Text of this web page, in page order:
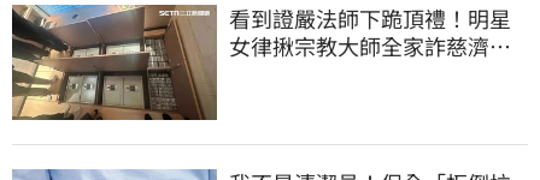
看到證嚴法師下跪頂禮！明星
女律揪宗教大師全家詐慈濟…